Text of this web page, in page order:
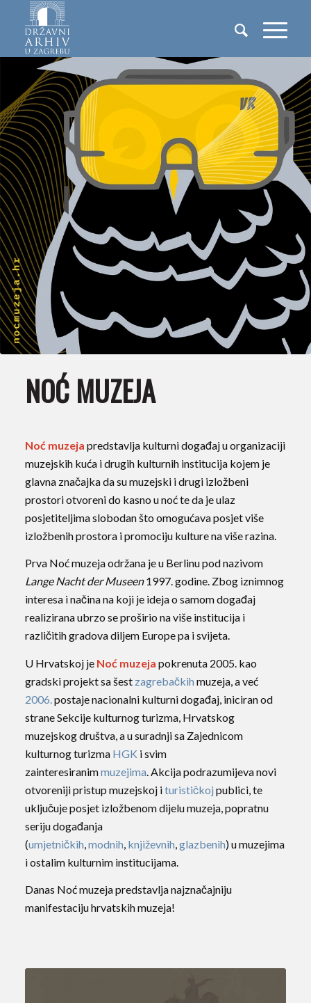
NOĆ MUZEJA
Noć muzeja predstavlja kulturni događaj u organizaciji
muzejskih kuća i drugih kulturnih institucija kojem je
glavna značajka da su muzejski i drugi izložbeni
prostori otvoreni do kasno u noć te da je ulaz
posjetiteljima slobodan što omogućava posjet više
izložbenih prostora i promociju kulture na više razina.
Prva Noć muzeja održana je u Berlinu pod nazivom
Lange Nacht der Museen1997. godine. Zbog iznimnog
interesa i načina na koji je ideja o samom događaj
realizirana ubrzo se proširio na više institucija i
različitih gradova diljem Europe pa i svijeta.
U Hrvatskoj je Noć muzeja pokrenuta 2005. kao
gradski projekt sa šest zagrebačkih muzeja, a već
2006.postaje nacionalni kulturni događaj, iniciran od
strane Sekcije kulturnog turizma, Hrvatskog
muzejskog društva, a u suradnji sa Zajednicom
kulturnog turizma HGK i svim
zainteresiranimmuzejima. Akcija podrazumijeva novi
otvoreniji pristup muzejskoj iturističkoj publici, te
uključuje posjet izložbenom dijelu muzeja, popratnu
seriju događanja
(umjetničkih,modnih, književnih,glazbenih) u muzejima
i ostalim kulturnim institucijama.
Danas Noć muzeja predstavlja najznačajniju
manifestaciju hrvatskih muzeja!